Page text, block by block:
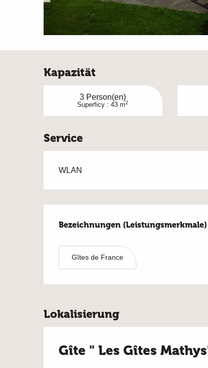
Kapazität
3 Person(en)
Superficy : 43 m2
Service
WLAN
Bezeichnungen (Leistungsmerkmale)
Bezeichnungen (Leistungsmerkmale)
Gîtes de France
Lokalisierung
Gîte " Les Gîtes